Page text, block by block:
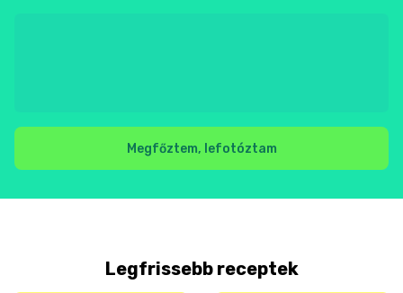
Megfőztem, lefotóztam
Legfrissebb receptek